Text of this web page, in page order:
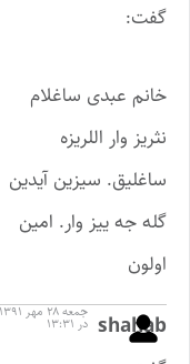
گفت:
خانم عبدی ساغلام
نثریز وار اللریزه
ساغلیق. سیزین آیدین
گله جه ییز وار. امین
اولون
shahab
جمعه ۲۸ مهر ۱۳۹۱
در ۱۳:۳۱